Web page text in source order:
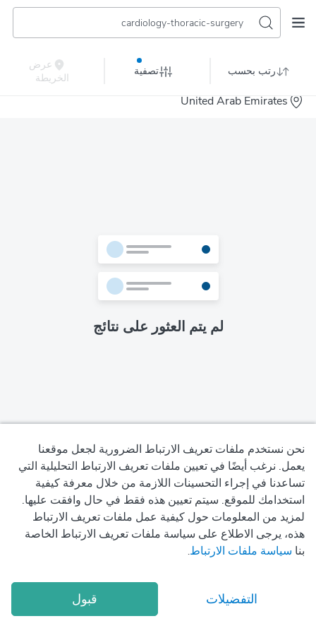
cardiology-thoracic-surgery
رتب بحسب تصفية
عرض
الخريطة
United Arab Emirates
لم يتم العثور على نتائج
2026 Okadoc Technologies FZ-LLC
سياسة الخصوصية
شروط الاستخدام
سياسة ملفات تعريف الارتباط
نحن نستخدم ملفات تعريف الارتباط الضرورية لجعل موقعنا
يعمل. نرغب أيضًا في تعيين ملفات تعريف الارتباط التحليلية التي
تساعدنا في إجراء التحسينات اللازمة من خلال معرفة كيفية
استخدامك للموقع. سيتم تعيين هذه فقط في حال وافقت عليها.
لمزيد من المعلومات حول كيفية عمل ملفات تعريف الارتباط
هذه، يرجى الاطلاع على سياسة ملفات تعريف الارتباط الخاصة
بنا سياسة ملفات الارتباط.
التفضيلات قبول